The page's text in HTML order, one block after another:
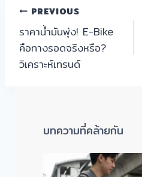
แนะแนว
เรื่อง
PREVIOUS
ราคาน้ำมันพุ่ง! E-Bike
คือทางรอดจริงหรือ?
วิเคราะห์เทรนด์
บทความที่คล้ายกัน